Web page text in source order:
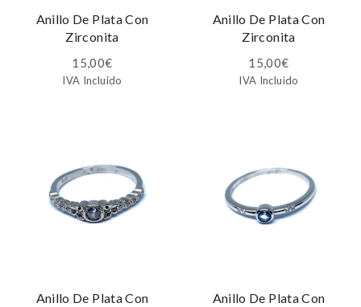
Anillo De Plata Con
Zirconita
15,00€
IVA Incluido
Anillo De Plata Con
Zirconita
15,00€
IVA Incluido
Anillo De Plata Con
Anillo De Plata Con